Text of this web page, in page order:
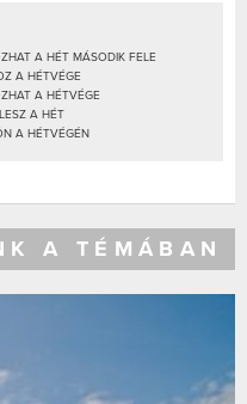
A HÉT MÁSODIK FELE
A HÉTVÉGE
A HÉTVÉGE
A HÉT
A HÉTVÉGÉN
A TÉMÁBAN